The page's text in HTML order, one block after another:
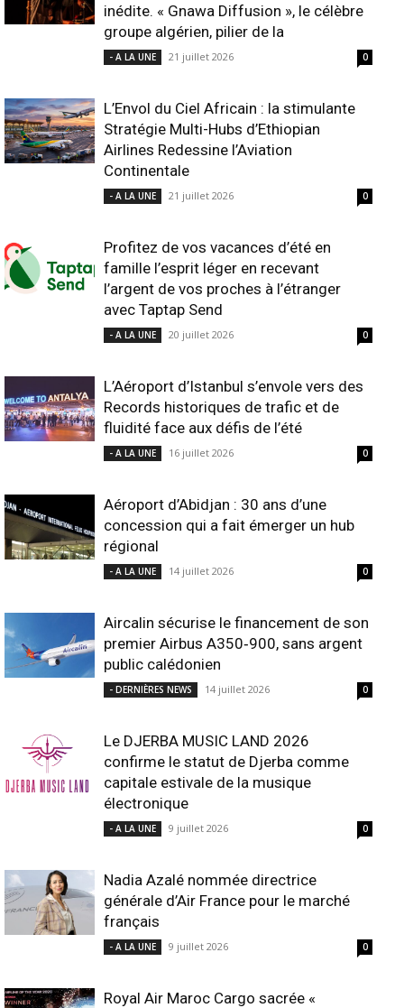
inédite. « Gnawa Diffusion », le célèbre
groupe algérien, pilier de la
- A LA UNE 21 juillet 2026 0
L’Envol du Ciel Africain : la stimulante
Stratégie Multi-Hubs d’Ethiopian
Airlines Redessine l’Aviation
Continentale
- A LA UNE 21 juillet 2026 0
Profitez de vos vacances d’été en
famille l’esprit léger en recevant
l’argent de vos proches à l’étranger
avec Taptap Send
- A LA UNE 20 juillet 2026 0
L’Aéroport d’Istanbul s’envole vers des
Records historiques de trafic et de
fluidité face aux défis de l’été
- A LA UNE 16 juillet 2026 0
Aéroport d’Abidjan : 30 ans d’une
concession qui a fait émerger un hub
régional
- A LA UNE 14 juillet 2026 0
Aircalin sécurise le financement de son
premier Airbus A350‑900, sans argent
public calédonien
- DERNIÈRES NEWS 14 juillet 2026 0
Le DJERBA MUSIC LAND 2026
confirme le statut de Djerba comme
capitale estivale de la musique
électronique
- A LA UNE 9 juillet 2026 0
Nadia Azalé nommée directrice
générale d’Air France pour le marché
français
- A LA UNE 9 juillet 2026 0
Royal Air Maroc Cargo sacrée «